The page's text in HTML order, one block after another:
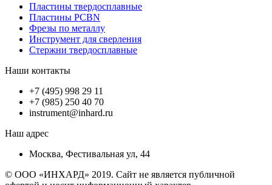
Пластины твердосплавные
Пластины PCBN
Фрезы по металлу
Инструмент для сверления
Стержни твердосплавные
Наши контакты
+7 (495) 998 29 11
+7 (985) 250 40 70
instrument@inhard.ru
Наш адрес
Москва, Фестивальная ул, 44
© ООО «ИНХАРД» 2019. Сайт не является публичной